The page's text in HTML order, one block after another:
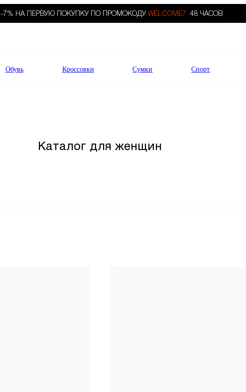
-7% НА ПЕРВУЮ ПОКУПКУ ПО ПРОМОКОДУ WELCOME7. 48 ЧАСОВ
Обувь Кроссовки Сумки Спорт
Каталог для женщин